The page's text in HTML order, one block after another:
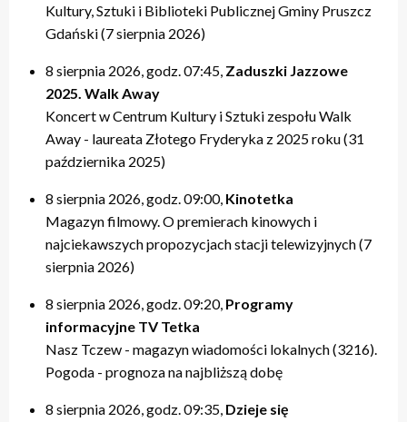
Kultury, Sztuki i Biblioteki Publicznej Gminy Pruszcz
Gdański (7 sierpnia 2026)
8 sierpnia 2026, godz. 07:45, Zaduszki Jazzowe
2025. Walk Away
Koncert w Centrum Kultury i Sztuki zespołu Walk
Away - laureata Złotego Fryderyka z 2025 roku (31
października 2025)
8 sierpnia 2026, godz. 09:00, Kinotetka
Magazyn filmowy. O premierach kinowych i
najciekawszych propozycjach stacji telewizyjnych (7
sierpnia 2026)
8 sierpnia 2026, godz. 09:20, Programy
informacyjne TV Tetka
Nasz Tczew - magazyn wiadomości lokalnych (3216).
Pogoda - prognoza na najbliższą dobę
8 sierpnia 2026, godz. 09:35, Dzieje się